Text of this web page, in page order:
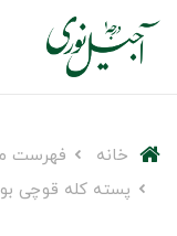
خانه
فهرست
پسته کله قوچی